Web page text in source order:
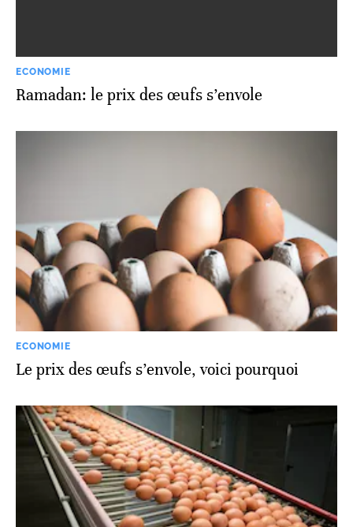
ECONOMIE
Ramadan: le prix des œufs s’envole
ECONOMIE
Le prix des œufs s’envole, voici pourquoi